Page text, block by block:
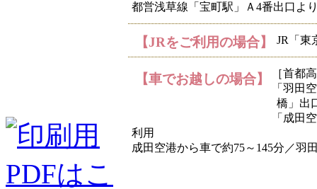
都営浅草線「宝町駅」Ａ4番出口よ
【JRをご利用の場合】 JR「東
【車でお越しの場合】
［首都
「羽田
橋」出
「成田
利用
成田空港から車で約75～145分／羽